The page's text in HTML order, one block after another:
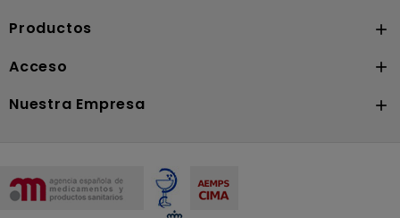
Productos 
Acceso 
Nuestra Empresa 